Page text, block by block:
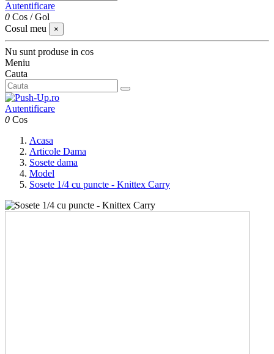
Autentificare
0 Cos /Gol
Cosul meu
×
Nu sunt produse in cos
Meniu
Cauta
Autentificare
0 Cos
Acasa
Articole Dama
Sosete dama
Model
Sosete 1/4 cu puncte - Knittex Carry